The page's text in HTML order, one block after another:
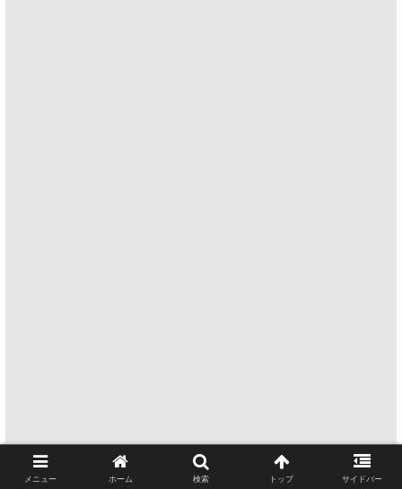
メニュー ホーム 検索 トップ サイドバー